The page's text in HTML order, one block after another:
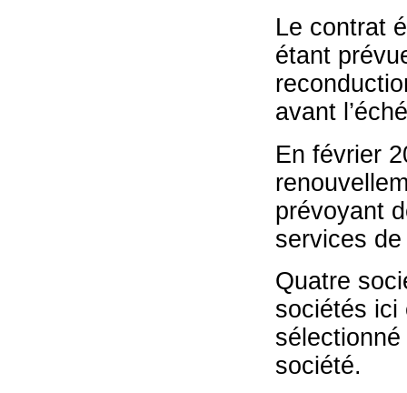
Le contrat
étant
avant
En février
prévoyant
services
Quatre
sociétés ici
société.